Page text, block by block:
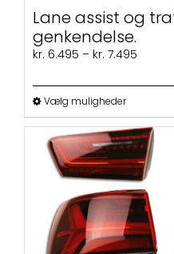
Lane assist og
genkendelse.
kr. 6.495 – kr. 7.495
til
Vælg mulighederDette
vare
har
flere
varianter.
kan
vælges
på
varesiden